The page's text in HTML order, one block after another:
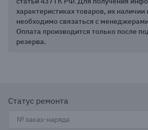
характеристиках товаров, их наличии
необходимо связаться с
Оплата производится только после
резерва.
Статус ремонта